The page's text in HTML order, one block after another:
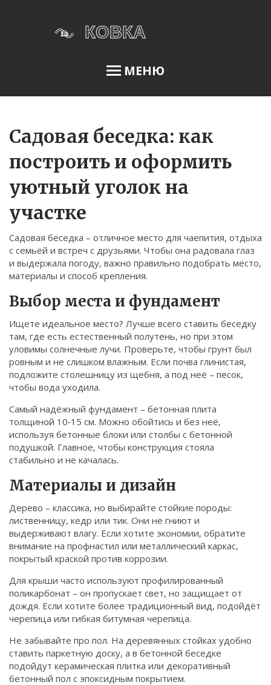
МЕНЮ
Меню
О нас
Условия использования
Политика конфиденциальности
ФЗ-152
Связаться
© 2026. Все права защищены.
Садовая беседка: как
построить и оформить
уютный уголок на
участке
Садовая беседка – отличное место для чаепития, отдыха
с семьёй и встреч с друзьями. Чтобы она радовала глаз
и выдержала погоду, важно правильно подобрать место,
материалы и способ крепления.
Выбор места и фундамент
Ищете идеальное место? Лучше всего ставить беседку
там, где есть естественный полутень, но при этом
уловимы солнечные лучи. Проверьте, чтобы грунт был
ровным и не слишком влажным. Если почва глинистая,
подложите столешницу из щебня, а под неё – песок,
чтобы вода уходила.
Самый надёжный фундамент – бетонная плита
толщиной 10‑15 см. Можно обойтись и без неё,
используя бетонные блоки или столбы с бетонной
подушкой. Главное, чтобы конструкция стояла
стабильно и не качалась.
Материалы и дизайн
Дерево – классика, но выбирайте стойкие породы:
лиственницу, кедр или тик. Они не гниют и
выдерживают влагу. Если хотите экономии, обратите
внимание на профнастил или металлический каркас,
покрытый краской против коррозии.
Для крыши часто используют профилированный
поликарбонат – он пропускает свет, но защищает от
дождя. Если хотите более традиционный вид, подойдёт
черепица или гибкая битумная черепица.
Не забывайте про пол. На деревянных стойках удобно
ставить паркетную доску, а в бетонной беседке
подойдут керамическая плитка или декоративный
бетонный пол с эпоксидным покрытием.